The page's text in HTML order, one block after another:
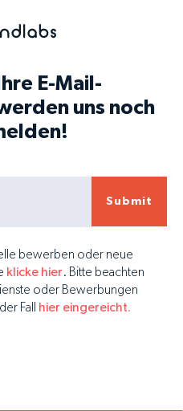
E-Mail-
uns noch
bewerben oder neue
klicke hier. Bitte beachten
oder Bewerbungen
Fall
hier eingereicht.